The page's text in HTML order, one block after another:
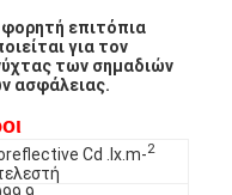
επιτόπια
για τον
των σημαδιών
ασφάλειας.
Cd .lx.m-2